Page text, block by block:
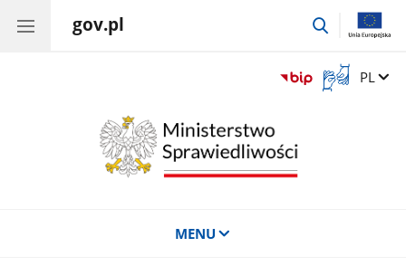
gov.pl
przejdź
Otwórz
okno
Zmień
PL
MENU